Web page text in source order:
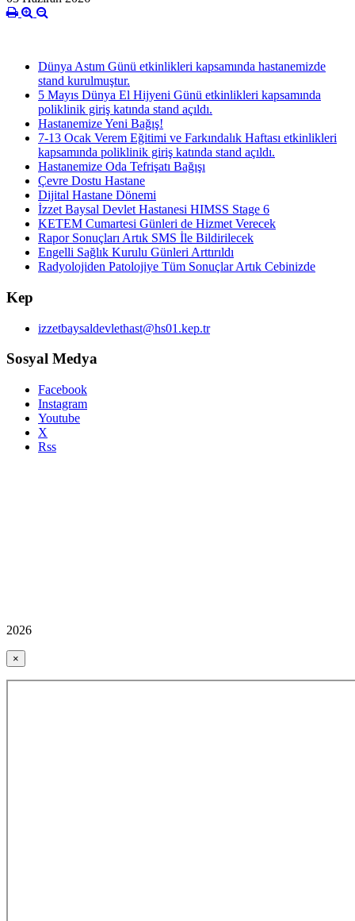
Dünya Astım Günü etkinlikleri kapsamında hastanemizde
stand kurulmuştur.
5 Mayıs Dünya El Hijyeni Günü etkinlikleri kapsamında
poliklinik giriş katında stand açıldı.
Hastanemize Yeni Bağış!
7-13 Ocak Verem Eğitimi ve Farkındalık Haftası etkinlikleri
kapsamında poliklinik giriş katında stand açıldı.
Hastanemize Oda Tefrişatı Bağışı
Çevre Dostu Hastane
Dijital Hastane Dönemi
İzzet Baysal Devlet Hastanesi HIMSS Stage 6
KETEM Cumartesi Günleri de Hizmet Verecek
Rapor Sonuçları Artık SMS İle Bildirilecek
Engelli Sağlık Kurulu Günleri Arttırıldı
Radyolojiden Patolojiye Tüm Sonuçlar Artık Cebinizde
Kep
izzetbaysaldevlethast@hs01.kep.tr
Sosyal Medya
Facebook
Instagram
Youtube
X
Rss
2026
×